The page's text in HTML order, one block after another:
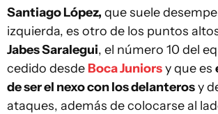
Santiago López, que suele
izquierda, es otro de los puntos
Jabes Saralegui, el número 10 del
cedido desde Boca Juniorsy que es
de ser el nexo con los delanterosy
ataques, además de colocarse al